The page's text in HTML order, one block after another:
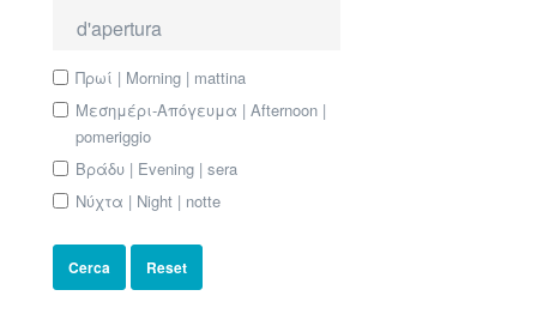
d'apertura
Πρωί | Morning | mattina
Μεσημέρι-Απόγευμα | Afternoon |
pomeriggio
Βράδυ | Evening | sera
Νύχτα | Night | notte